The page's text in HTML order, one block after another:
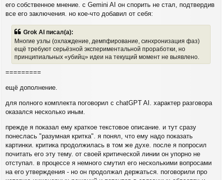
его собственное мнение. с Gemini AI он спорить не стал, подтвердив
все его заключения. но кое-что добавил от себя:
Grok AI писал(а):
Многие узлы (охлаждение, демпфирование, синхронизация фаз)
ещё требуют серьёзной экспериментальной проработки, но
принципиальных «убийц» идеи на текущий момент не выявлено.
=========
ещё дополнение.
для полного комплекта поговорил с chatGPT AI. характер разговора
оказался несколько иным.
прежде я показал ему краткое текстовое описание. и тут сразу
понеслась "разумная критка". я понял, что ему надо показать
картинки. критика продолжилась в том же духе. после я попросил
почитать его эту тему. от своей критической линии он упорно не
отступал. в процессе я немного смутил его несколькими вопросами
на его утверждения - но он продолжал держаться. поговорили про